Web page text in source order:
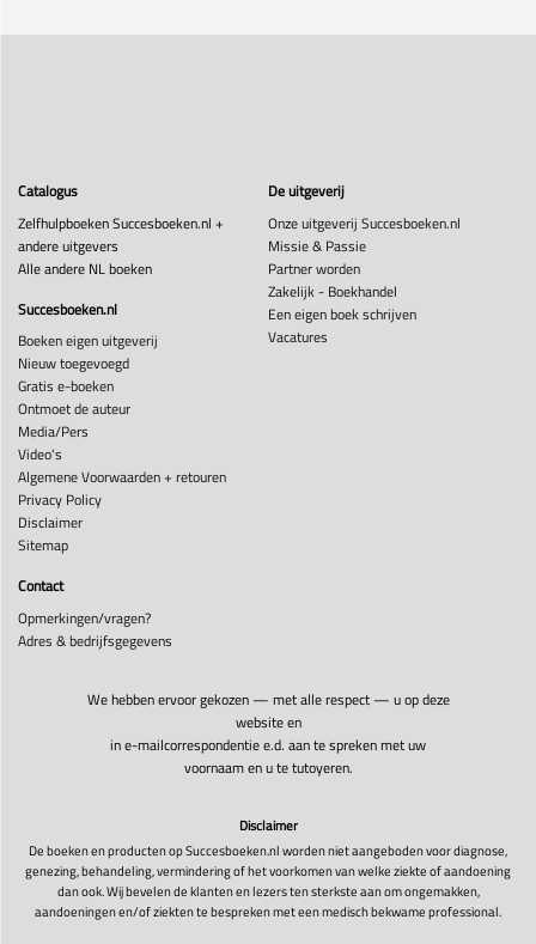
Catalogus
Zelfhulpboeken Succesboeken.nl +
andere uitgevers
Alle andere NL boeken
Succesboeken.nl
Boeken eigen uitgeverij
Nieuw toegevoegd
Gratis e-boeken
Ontmoet de auteur
Media/Pers
Video's
Algemene Voorwaarden + retouren
Privacy Policy
Disclaimer
Sitemap
De uitgeverij
Onze uitgeverij Succesboeken.nl
Missie & Passie
Partner worden
Zakelijk - Boekhandel
Een eigen boek schrijven
Vacatures
Contact
Opmerkingen/vragen?
Adres & bedrijfsgegevens
We hebben ervoor gekozen — met alle respect — u op deze
website en
in e-mailcorrespondentie e.d. aan te spreken met uw
voornaam en u te tutoyeren.
Disclaimer
De boeken en producten op Succesboeken.nl worden niet aangeboden voor diagnose,
genezing, behandeling, vermindering of het voorkomen van welke ziekte of aandoening
dan ook. Wij bevelen de klanten en lezers ten sterkste aan om ongemakken,
aandoeningen en/of ziekten te bespreken met een medisch bekwame professional.